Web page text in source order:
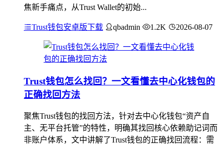
焦新手痛点，从Trust Wallet的初始...
Trust钱包安卓版下载 qbadmin 1.2K 2026-08-07
Trust钱包怎么找回？一文看懂去中心化钱包的
正确找回方法
聚焦Trust钱包的找回方法，针对去中心化钱包“资产自
主、无平台托管”的特性，明确其找回核心依赖助记词而
非账户体系，文中讲解了Trust钱包的正确找回流程：需